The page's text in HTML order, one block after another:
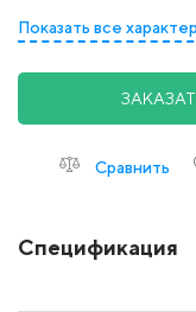
Показать все
Сравнить
Спецификация